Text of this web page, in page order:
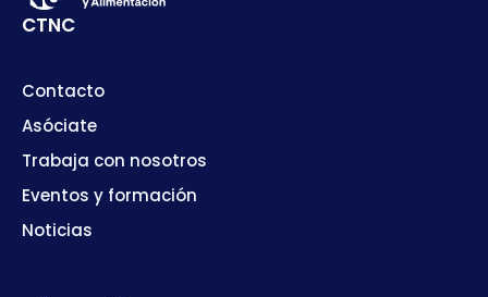
CTNC
Contacto
Asóciate
Trabaja con nosotros
Eventos y formación
Noticias